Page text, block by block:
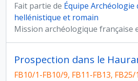
Fait partie de Équipe
hellénistique et romain
Mission archéologique française
FB10/1-FB10/9, FB11-FB13,